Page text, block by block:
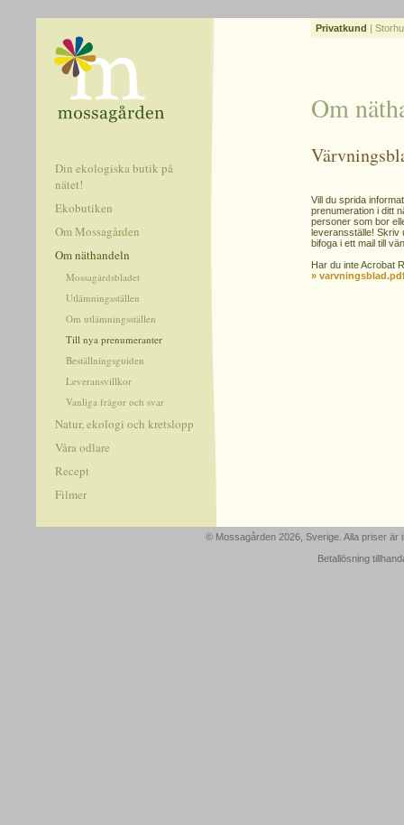
Din ekologiska butik på
nätet!
Ekobutiken
Om Mossagården
Om näthandeln
Mossagårdsbladet
Utlämningsställen
Om utlämningsställen
Till nya prenumeranter
Beställningsguiden
Leveransvillkor
Vanliga frågor och svar
Natur, ekologi och kretslopp
Våra odlare
Recept
Filmer
Privatkund |
Om
Vill du sprida
prenumeration i ditt
personer som bor
leveransställe! Skriv
bifoga i ett mail till
Har du inte Acrobat
»
© Mossagården 2026, Sverige. Alla priser
Betallösning